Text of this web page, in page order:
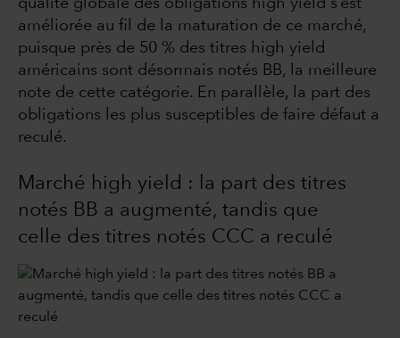
qualité globale des obligations high yield s’est
améliorée au fil de la maturation de ce marché,
puisque près de 50 % des titres high yield
américains sont désormais notés BB, la meilleure
note de cette catégorie. En parallèle, la part des
obligations les plus susceptibles de faire défaut a
reculé.
Marché high yield : la part des titres
notés BB a augmenté, tandis que
celle des titres notés CCC a reculé